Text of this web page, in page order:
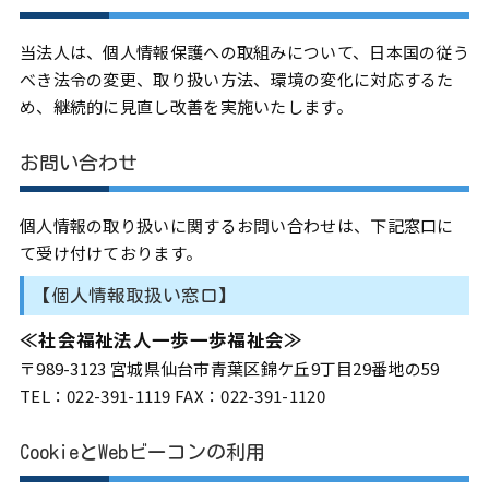
当法人は、個人情報保護への取組みについて、日本国の従う
べき法令の変更、取り扱い方法、環境の変化に対応するた
め、継続的に見直し改善を実施いたします。
お問い合わせ
個人情報の取り扱いに関するお問い合わせは、下記窓口に
て受け付けております。
【個人情報取扱い窓口】
≪社会福祉法人一歩一歩福祉会≫
〒989-3123 宮城県仙台市青葉区錦ケ丘9丁目29番地の59
TEL：022-391-1119 FAX：022-391-1120
CookieとWebビーコンの利用